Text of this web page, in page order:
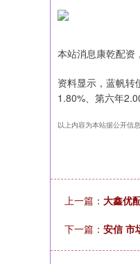
本站消息康乾配资
资料显示，蓝帆转
1.80%、第六年
以上内容为本站据公开信
上一篇： 大鑫优
下一篇： 安信 市